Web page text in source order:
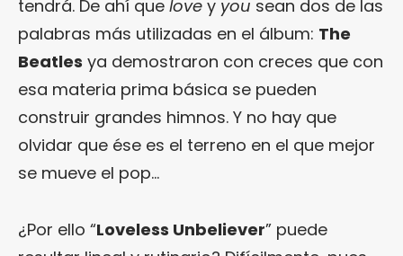
tendrá. De ahí que love y you sean dos de las
palabras más utilizadas en el álbum: The
Beatles ya demostraron con creces que con
esa materia prima básica se pueden
construir grandes himnos. Y no hay que
olvidar que ése es el terreno en el que mejor
se mueve el pop…
¿Por ello “Loveless Unbeliever” puede